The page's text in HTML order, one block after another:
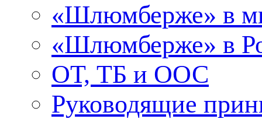
«Шлюмберже» в
«Шлюмберже» в
ОТ, ТБ и ООС
Руководящие